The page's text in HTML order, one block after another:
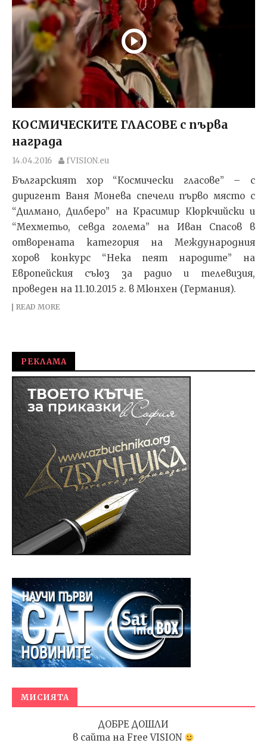
КОСМИЧЕСКИТЕ ГЛАСОВЕ с първа
награда
14.04.2016 fVISION.eu
Българският хор “Космически гласове” – с
диригент Ваня Монева спечели първо място с
“Дилмано, Дилберо” на Красимир Кюркчийски и
“Мехметьо, севда голема” на Иван Спасов в
отворената категория на Международния
хоров конкурс “Нека пеят народите” на
Европейския съюз за радио и телевизия,
проведен на 11.10.2015 г. в Мюнхен (Германия).
READ MORE
РЕКЛАМА
МИСИЯТА
ДОБРЕ ДОШЛИ
в сайта на Free VISION